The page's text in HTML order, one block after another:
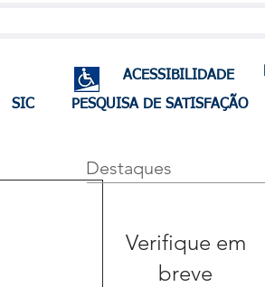
ACESSIBILIDADE
SIC PESQUISA DE SATISFAÇÃO
Destaques
Verifique em
breve